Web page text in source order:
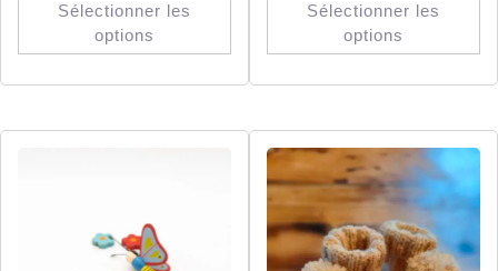
Sélectionner les
options
Sélectionner les
options